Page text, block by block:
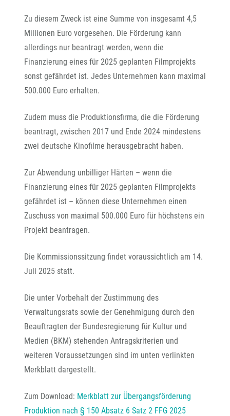
Zu diesem Zweck ist eine Summe von insgesamt 4,5
Millionen Euro vorgesehen. Die Förderung kann
allerdings nur beantragt werden, wenn die
Finanzierung eines für 2025 geplanten Filmprojekts
sonst gefährdet ist. Jedes Unternehmen kann maximal
500.000 Euro erhalten.
Zudem muss die Produktionsfirma, die die Förderung
beantragt, zwischen 2017 und Ende 2024 mindestens
zwei deutsche Kinofilme herausgebracht haben.
Zur Abwendung unbilliger Härten – wenn die
Finanzierung eines für 2025 geplanten Filmprojekts
gefährdet ist – können diese Unternehmen einen
Zuschuss von maximal 500.000 Euro für höchstens ein
Projekt beantragen.
Die Kommissionssitzung findet voraussichtlich am 14.
Juli 2025 statt.
Die unter Vorbehalt der Zustimmung des
Verwaltungsrats sowie der Genehmigung durch den
Beauftragten der Bundesregierung für Kultur und
Medien (BKM) stehenden Antragskriterien und
weiteren Voraussetzungen sind im unten verlinkten
Merkblatt dargestellt.
Zum Download: Merkblatt zur Übergangsförderung
Produktion nach § 150 Absatz 6 Satz 2 FFG 2025